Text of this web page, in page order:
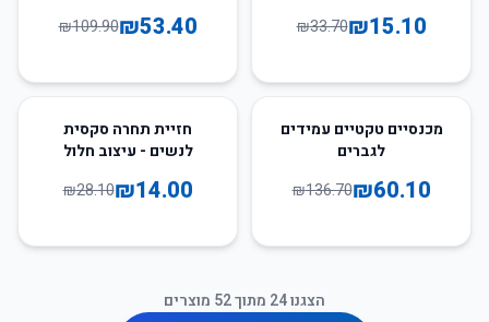
₪15.10
₪33.70
₪53.40
₪109.90
56
מכנסיים טקטיים עמידים
לגברים
₪60.10
₪136.70
חזיית תחרה סקסית
לנשים - עיצוב חלול
₪14.00
₪28.10
הצגנו24 מתוך52 מוצרים